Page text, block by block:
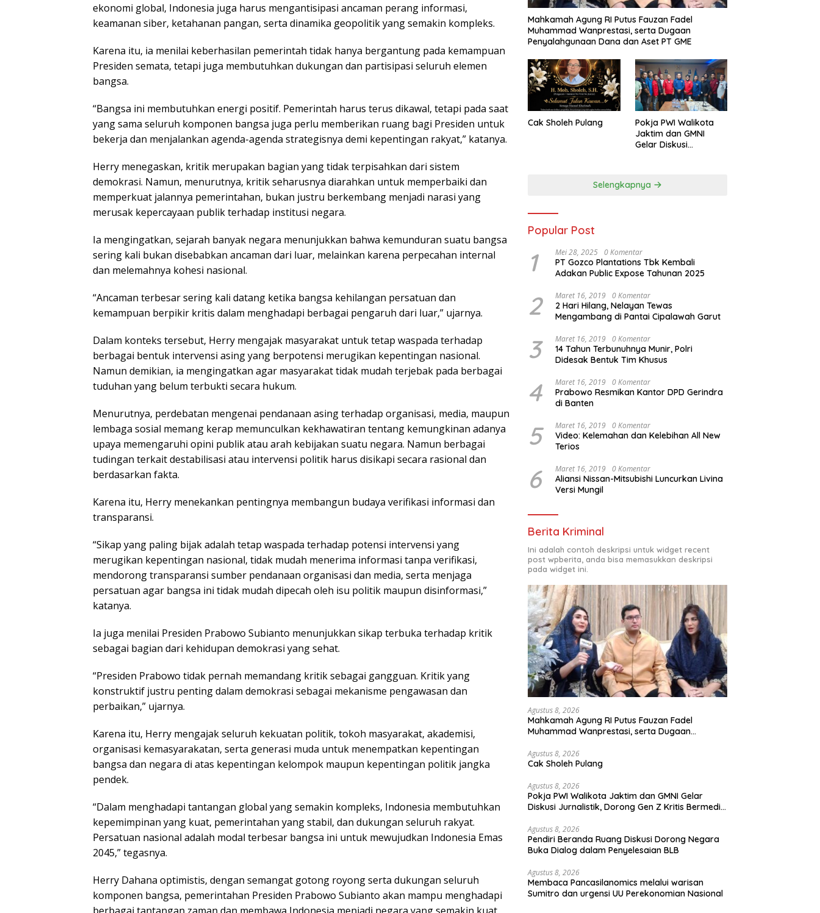
ekonomi global, Indonesia juga harus mengantisipasi ancaman perang informasi,
keamanan siber, ketahanan pangan, serta dinamika geopolitik yang semakin kompleks.
Karena itu, ia menilai keberhasilan pemerintah tidak hanya bergantung pada kemampuan
Presiden semata, tetapi juga membutuhkan dukungan dan partisipasi seluruh elemen
bangsa.
“Bangsa ini membutuhkan energi positif. Pemerintah harus terus dikawal, tetapi pada saat
yang sama seluruh komponen bangsa juga perlu memberikan ruang bagi Presiden untuk
bekerja dan menjalankan agenda-agenda strategisnya demi kepentingan rakyat,” katanya.
Herry menegaskan, kritik merupakan bagian yang tidak terpisahkan dari sistem
demokrasi. Namun, menurutnya, kritik seharusnya diarahkan untuk memperbaiki dan
memperkuat jalannya pemerintahan, bukan justru berkembang menjadi narasi yang
merusak kepercayaan publik terhadap institusi negara.
Ia mengingatkan, sejarah banyak negara menunjukkan bahwa kemunduran suatu bangsa
sering kali bukan disebabkan ancaman dari luar, melainkan karena perpecahan internal
dan melemahnya kohesi nasional.
“Ancaman terbesar sering kali datang ketika bangsa kehilangan persatuan dan
kemampuan berpikir kritis dalam menghadapi berbagai pengaruh dari luar,” ujarnya.
Dalam konteks tersebut, Herry mengajak masyarakat untuk tetap waspada terhadap
berbagai bentuk intervensi asing yang berpotensi merugikan kepentingan nasional.
Namun demikian, ia mengingatkan agar masyarakat tidak mudah terjebak pada berbagai
tuduhan yang belum terbukti secara hukum.
Menurutnya, perdebatan mengenai pendanaan asing terhadap organisasi, media, maupun
lembaga sosial memang kerap memunculkan kekhawatiran tentang kemungkinan adanya
upaya memengaruhi opini publik atau arah kebijakan suatu negara. Namun berbagai
tudingan terkait destabilisasi atau intervensi politik harus disikapi secara rasional dan
berdasarkan fakta.
Karena itu, Herry menekankan pentingnya membangun budaya verifikasi informasi dan
transparansi.
“Sikap yang paling bijak adalah tetap waspada terhadap potensi intervensi yang
merugikan kepentingan nasional, tidak mudah menerima informasi tanpa verifikasi,
mendorong transparansi sumber pendanaan organisasi dan media, serta menjaga
persatuan agar bangsa ini tidak mudah dipecah oleh isu politik maupun disinformasi,”
katanya.
Ia juga menilai Presiden Prabowo Subianto menunjukkan sikap terbuka terhadap kritik
sebagai bagian dari kehidupan demokrasi yang sehat.
“Presiden Prabowo tidak pernah memandang kritik sebagai gangguan. Kritik yang
konstruktif justru penting dalam demokrasi sebagai mekanisme pengawasan dan
perbaikan,” ujarnya.
Karena itu, Herry mengajak seluruh kekuatan politik, tokoh masyarakat, akademisi,
organisasi kemasyarakatan, serta generasi muda untuk menempatkan kepentingan
bangsa dan negara di atas kepentingan kelompok maupun kepentingan politik jangka
pendek.
“Dalam menghadapi tantangan global yang semakin kompleks, Indonesia membutuhkan
kepemimpinan yang kuat, pemerintahan yang stabil, dan dukungan seluruh rakyat.
Persatuan nasional adalah modal terbesar bangsa ini untuk mewujudkan Indonesia Emas
2045,” tegasnya.
Herry Dahana optimistis, dengan semangat gotong royong serta dukungan seluruh
komponen bangsa, pemerintahan Presiden Prabowo Subianto akan mampu menghadapi
Mahkamah Agung RI Putus Fauzan Fadel
Muhammad Wanprestasi, serta Dugaan
Penyalahgunaan Dana dan Aset PT GME
Cak Sholeh Pulang
Pokja PWI Walikota
Jaktim dan GMNI
Gelar Diskusi
Selengkapnya
Popular Post
1 Mei 28, 2025 0 Komentar
PT Gozco Plantations Tbk Kembali
Adakan Public Expose Tahunan 2025
2 Maret 16, 2019 0 Komentar
2 Hari Hilang, Nelayan Tewas
Mengambang di Pantai Cipalawah Garut
3 Maret 16, 2019 0 Komentar
14 Tahun Terbunuhnya Munir, Polri
Didesak Bentuk Tim Khusus
4 Maret 16, 2019 0 Komentar
Prabowo Resmikan Kantor DPD Gerindra
di Banten
5 Maret 16, 2019 0 Komentar
Video: Kelemahan dan Kelebihan All New
Terios
6 Maret 16, 2019 0 Komentar
Aliansi Nissan-Mitsubishi Luncurkan Livina
Versi Mungil
Berita Kriminal
Ini adalah contoh deskripsi untuk widget recent
post wpberita, anda bisa memasukkan deskripsi
pada widget ini.
Agustus 8, 2026
Mahkamah Agung RI Putus Fauzan Fadel
Muhammad Wanprestasi, serta Dugaan
Agustus 8, 2026
Cak Sholeh Pulang
Agustus 8, 2026
Pokja PWI Walikota Jaktim dan GMNI Gelar
Diskusi Jurnalistik, Dorong Gen Z Kritis Bermedia
Agustus 8, 2026
Pendiri Beranda Ruang Diskusi Dorong Negara
Buka Dialog dalam Penyelesaian BLB
Agustus 8, 2026
Membaca Pancasilanomics melalui warisan
Sumitro dan urgensi UU Perekonomian Nasional